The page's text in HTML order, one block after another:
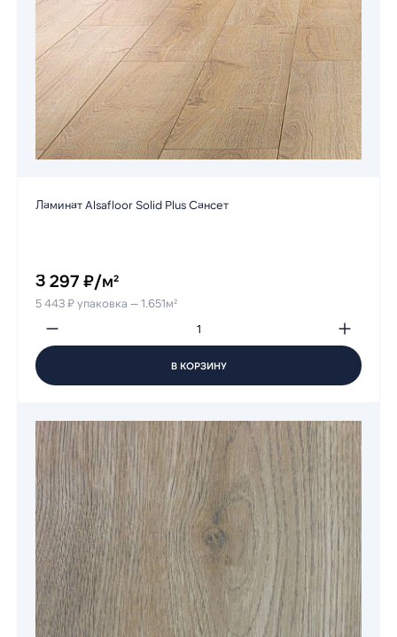
Ламинат Alsafloor Solid Plus Сансет
3 297 ₽/м²
5 443 ₽ упаковка — 1.651м²
В КОРЗИНУ